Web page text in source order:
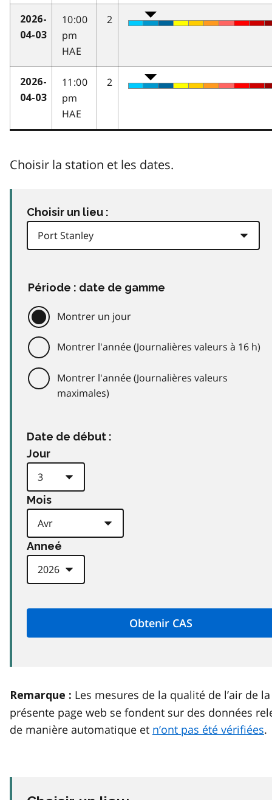
2026-
04-03
10:00
pm
HAE
2
2026-
04-03
11:00
pm
HAE
2
Choisir la station et les dates.
Choisir un lieu :
Période : date de gamme
Montrer un jour
Montrer l'année (Journalières valeurs à 16 h)
Montrer l'année (Journalières valeurs
maximales)
Date de début :
Jour
Mois
Anneé
Remarque : Les mesures de la qualité de l’air de la
présente page web se fondent sur des données
de manière automatique et n’ont pas été vérifiées.